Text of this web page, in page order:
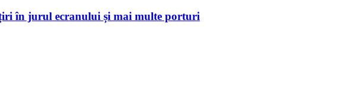
în jurul ecranului și mai multe porturi